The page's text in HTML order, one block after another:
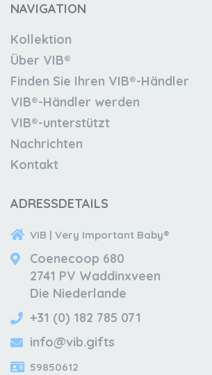
NAVIGATION
Kollektion
Über VIB®
Finden Sie Ihren VIB®-Händler
VIB®-Händler werden
VIB®-unterstützt
Nachrichten
Kontakt
ADRESSDETAILS
VIB | Very Important Baby®
Coenecoop 680
2741 PV Waddinxveen
Die Niederlande
+31 (0) 182 785 071
info@vib.gifts
59850612